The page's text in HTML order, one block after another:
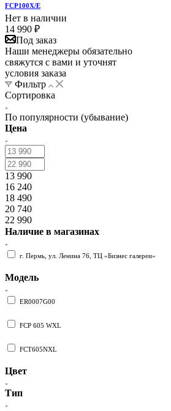
FCP100X/E
Нет в наличии
14 990 ₽
Под заказ
Наши менеджеры обязательно
свяжутся с вами и уточнят
условия заказа
Фильтр
Сортировка
По популярности (убывание)
Цена
13 990
16 240
18 490
20 740
22 990
Наличие в магазинах
г. Пермь, ул. Ленина 76, ТЦ «Бизнес галереи»
Модель
ER0007G00
FCP 605 WXL
FCT605NXL
Цвет
Тип